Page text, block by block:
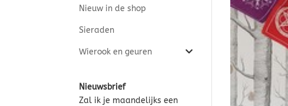
Nieuw in de shop
Sieraden
Wierook en geuren
Nieuwsbrief
Zal ik je maandelijks een